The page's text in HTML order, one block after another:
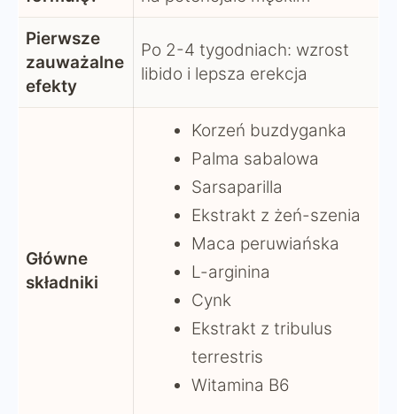
Pierwsze
zauważalne
efekty
Po 2-4 tygodniach: wzrost
libido i lepsza erekcja
Główne
składniki
Korzeń buzdyganka
Palma sabalowa
Sarsaparilla
Ekstrakt z żeń-szenia
Maca peruwiańska
L-arginina
Cynk
Ekstrakt z tribulus
terrestris
Witamina B6